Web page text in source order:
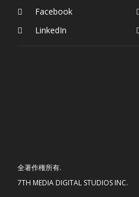
Facebook
LinkedIn
全著作権所有.
7TH MEDIA DIGITAL STUDIOS INC.